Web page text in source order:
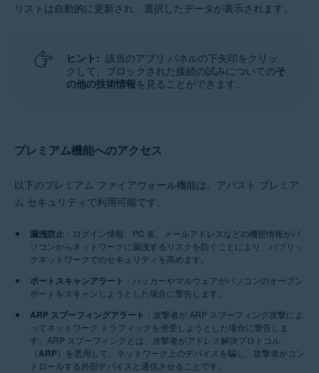
リストは自動的に更新され、選択したデータが表示されます。
ヒント: 該当のアプリ パネルの下矢印をクリッ
クして、ブロックされた接続の試みについてのそ
の他の技術情報を見ることができます。
プレミアム機能へのアクセス
以下のプレミアム ファイアウォール機能は、アバスト プレミア
ム セキュリティで利用可能です。
漏洩防止 ：ログイン情報、PC 名、メールアドレスなどの機密情報がパ
ソコンからネットワークに漏洩するリスクを防ぐことにより、パブリッ
クネットワークでのセキュリティを高めます。
ポートスキャンアラート ：ハッカーやマルウェアがパソコンのオープン
ポートをスキャンしようとした場合に警告します。
ARP スプーフィングアラート ：攻撃者が ARP スプーフィング攻撃によ
ってネットワーク トラフィックを傍受しようとした場合に警告しま
す。ARP スプーフィングとは、攻撃者がアドレス解決プロトコル
（ARP）を悪用して、ネットワーク上のデバイスを騙し、攻撃者がコン
トロールする外部デバイスと通信させることです。